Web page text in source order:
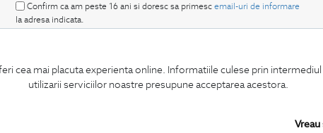
cea mai placuta experienta online. Informatiile culese prin
utilizarii serviciilor noastre presupune acceptarea acestora.
Confirm ca am peste 16 ani si doresc sa primescemail-uri de informare
la adresa indicata.